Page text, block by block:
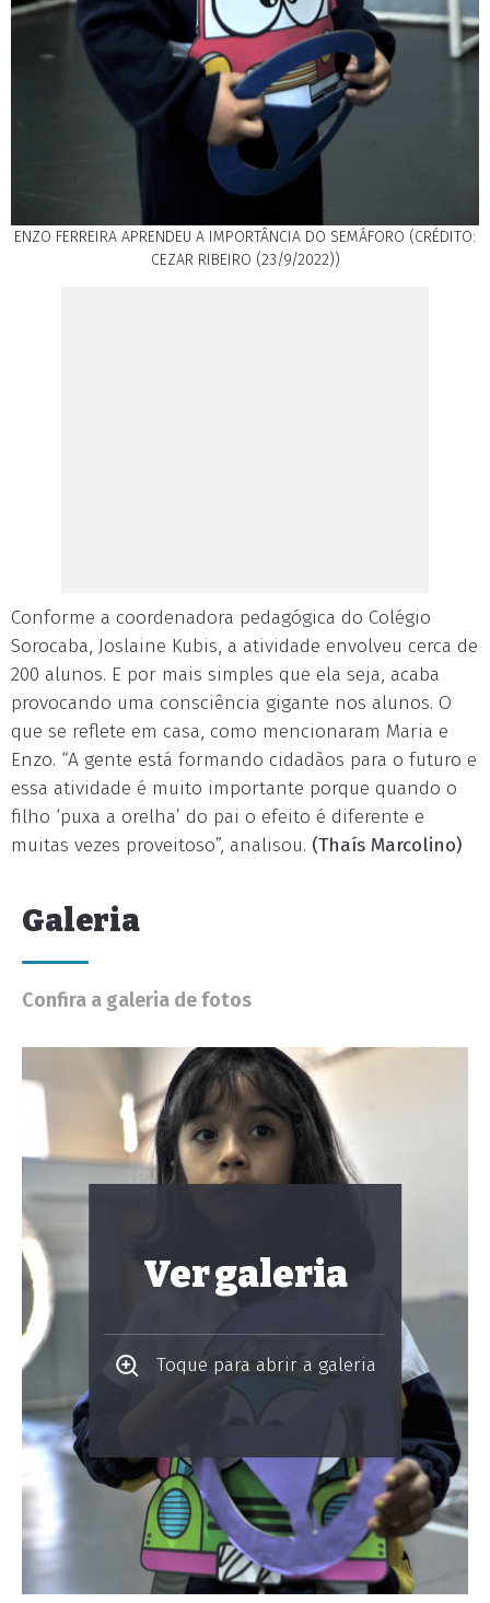
ENZO FERREIRA APRENDEU A IMPORTÂNCIA DO SEMÁFORO (CRÉDITO:
CEZAR RIBEIRO (23/9/2022))
Conforme a coordenadora pedagógica do Colégio
Sorocaba, Joslaine Kubis, a atividade envolveu cerca de
200 alunos. E por mais simples que ela seja, acaba
provocando uma consciência gigante nos alunos. O
que se reflete em casa, como mencionaram Maria e
Enzo. “A gente está formando cidadãos para o futuro e
essa atividade é muito importante porque quando o
filho ‘puxa a orelha’ do pai o efeito é diferente e
muitas vezes proveitoso”, analisou. (Thaís Marcolino)
Galeria
Confira a galeria de fotos
Ver galeria
Toque para abrir a galeria